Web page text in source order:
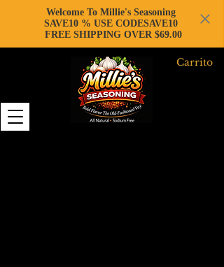
Welcome To Millie's Seasoning
SAVE10 % USE CODESAVE10
FREE SHIPPING OVER $69.00
Carrito